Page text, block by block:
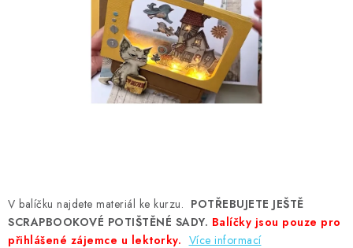
Kontakty Moje objednávka
Oblíbené ♥️
Hodnocení obchodu
Obchodní podmínky
Podmínky ochrany osobních údajů
Ověřování recenzí
V balíčku najdete materiál ke kurzu. POTŘEBUJETE JEŠTĚ
SCRAPBOOKOVÉ POTIŠTĚNÉ SADY. Balíčky jsou pouze pro
přihlášené zájemce u lektorky. Více informací